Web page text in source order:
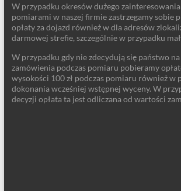
W przypadku okresów dużego
pomiarami w naszej firmie zastrzegamy sobie
opłaty za dojazd również w dla adresów
darmowej strefie, szczególnie w przypadku
W przypadku gdy nie zdecydują się państwo na
zamówienia podczas pomiaru pobieramy
wysokości 100 zł podczas pomiaru również w
dokonania wcześniej wstępnej wyceny. W
decyzji opłata ta jest odliczana od wartości